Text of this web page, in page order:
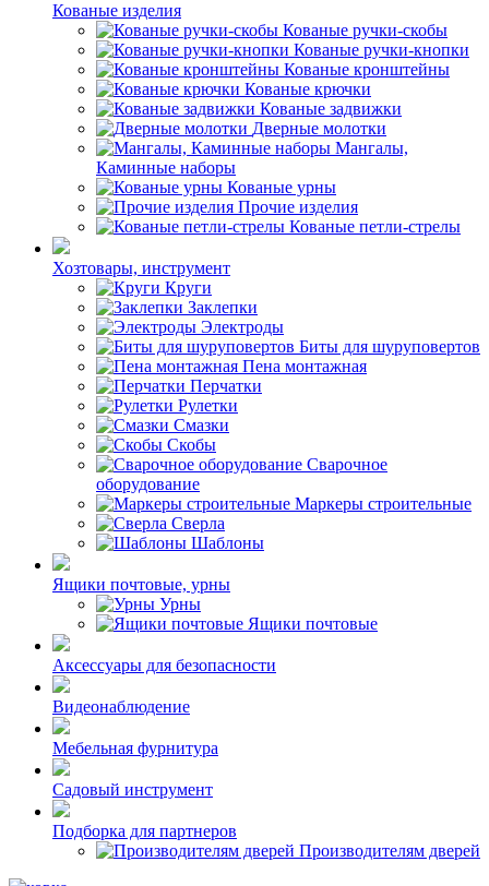
Кованые изделия
Кованые ручки-скобы
Кованые ручки-кнопки
Кованые кронштейны
Кованые крючки
Кованые задвижки
Дверные молотки
Мангалы,
Каминные наборы
Кованые урны
Прочие изделия
Кованые петли-стрелы
Хозтовары, инструмент
Круги
Заклепки
Электроды
Биты для шуруповертов
Пена монтажная
Перчатки
Рулетки
Смазки
Скобы
Сварочное
оборудование
Маркеры строительные
Сверла
Шаблоны
Ящики почтовые, урны
Урны
Ящики почтовые
Аксессуары для безопасности
Видеонаблюдение
Мебельная фурнитура
Садовый инструмент
Подборка для партнеров
Производителям дверей